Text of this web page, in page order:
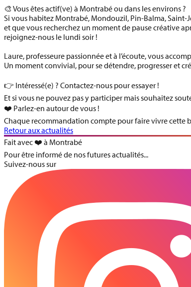
🎨 Vous êtes actif(ve) à Montrabé ou dans les environs ?
Si vous habitez Montrabé, Mondouzil, Pin-Balma, Saint-
et que vous recherchez un moment de pause créative
rejoignez-nous le lundi soir !
Laure, professeure passionnée et à l’écoute, vous
Un moment convivial, pour se détendre, progresser et
👉 Intéressé(e) ? Contactez-nous pour essayer !
Et si vous ne pouvez pas y participer mais souhaitez
❤️ Parlez-en autour de vous !
Chaque recommandation compte pour faire vivre cette
Retour aux actualités
Fait avec ❤️ à Montrabé
Pour être informé de nos futures actualités...
Suivez-nous sur